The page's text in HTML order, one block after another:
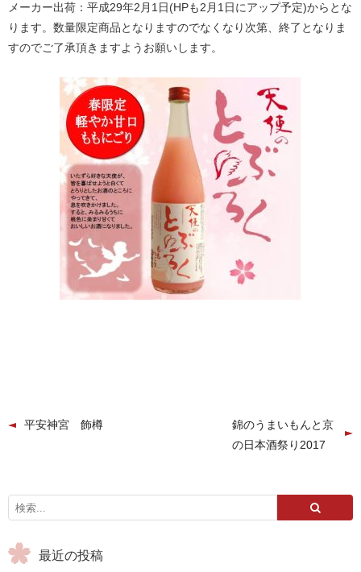
メーカー出荷：平成29年2月1日(HPも2月1日にアップ予定)からとな
ります。数量限定商品となりますのでなくなり次第、終了となりま
すのでご了承頂きますようお願いします。
平安神宮 飾樽
錦のうまいもんと京
の日本酒祭り2017
最近の投稿